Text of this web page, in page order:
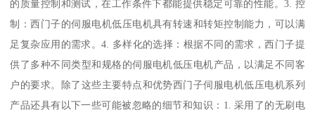
的质量控制和测试，在工作条件下都能提供稳定可靠的性能。3. 控
制：西门子的伺服电机低压电机具有转速和转矩控制能力，可以满
足复杂应用的需求。4. 多样化的选择：根据不同的需求，西门子提
供了多种不同类型和规格的伺服电机低压电机产品，以满足不同客
户的要求。除了这些主要特点和优势西门子伺服电机低压电机系列
产品还具有以下一些可能被忽略的细节和知识：1. 采用了的无刷电